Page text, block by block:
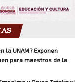
la UNAM? Exponen
para maestros de la